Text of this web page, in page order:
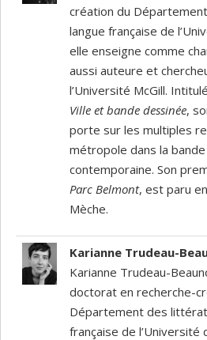
création du
langue française de
elle enseigne comme
aussi auteure et
l’Université McGill. Intitulé
Ville et bande dessinée,
porte sur les multiples
métropole dans la
contemporaine. Son
Parc Belmont, est paru
Mèche.
Karianne Trudeau-
Karianne Trudeau-
doctorat en recherche-
Département des
française de l’Université